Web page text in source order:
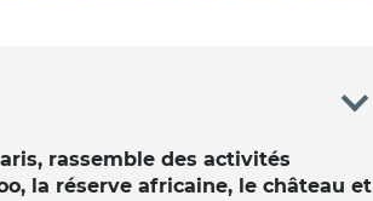
rassemble des activités
la réserve africaine, le château et